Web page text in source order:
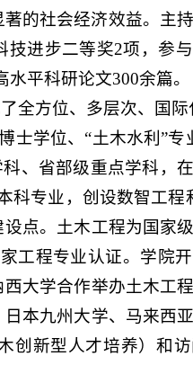
的社会经济效益。主
进步二等奖2项，参
平科研论文300余篇。
全方位、多层次、国
士学位、“土木水利”
、省部级重点学科，
科专业，创设数智工程
点。土木工程为国家
工程专业认证。学院
大学合作举办土木工
本九州大学、马来西
创新型人才培养） 和